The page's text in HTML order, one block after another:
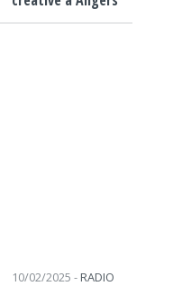
10/02/2025 - RADIO